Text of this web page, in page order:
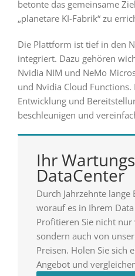
betonte das gemeinsame
„planetare KI-Fabrik“ zu
Die Plattform ist tief in den
integriert. Dazu gehören
Nvidia NIM und NeMo
und Nvidia Cloud
Entwicklung und
beschleunigen und
Ihr
DataCenter
Durch Jahrzehnte
worauf es in Ihrem
Profitieren Sie nicht
sondern auch von
Preisen. Holen Sie sich
Angebot und